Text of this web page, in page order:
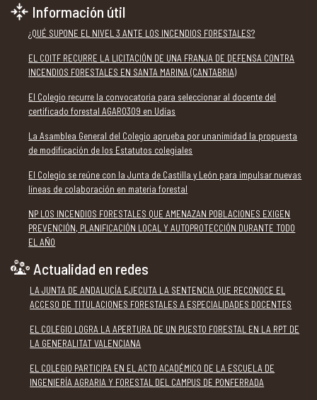
Información útil
¿QUÉ SUPONE EL NIVEL 3 ANTE LOS INCENDIOS FORESTALES?
EL COITF RECURRE LA LICITACIÓN DE UNA FRANJA DE DEFENSA CONTRA
INCENDIOS FORESTALES EN SANTA MARINA (CANTABRIA)
El Colegio recurre la convocatoria para seleccionar al docente del
certificado forestal AGAR0309 en Udías
La Asamblea General del Colegio aprueba por unanimidad la propuesta
de modificación de los Estatutos colegiales
El Colegio se reúne con la Junta de Castilla y León para impulsar nuevas
líneas de colaboración en materia forestal
NP LOS INCENDIOS FORESTALES QUE AMENAZAN POBLACIONES EXIGEN
PREVENCIÓN, PLANIFICACIÓN LOCAL Y AUTOPROTECCIÓN DURANTE TODO
EL AÑO
Actualidad en redes
LA JUNTA DE ANDALUCÍA EJECUTA LA SENTENCIA QUE RECONOCE EL
ACCESO DE TITULACIONES FORESTALES A ESPECIALIDADES DOCENTES
EL COLEGIO LOGRA LA APERTURA DE UN PUESTO FORESTAL EN LA RPT DE
LA GENERALITAT VALENCIANA
EL COLEGIO PARTICIPA EN EL ACTO ACADÉMICO DE LA ESCUELA DE
INGENIERÍA AGRARIA Y FORESTAL DEL CAMPUS DE PONFERRADA